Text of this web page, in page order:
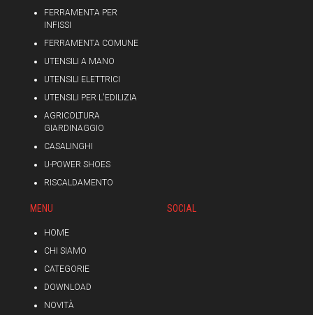
FERRAMENTA PER
INFISSI
FERRAMENTA COMUNE
UTENSILI A MANO
UTENSILI ELETTRICI
UTENSILI PER L'EDILIZIA
AGRICOLTURA
GIARDINAGGIO
CASALINGHI
U-POWER SHOES
RISCALDAMENTO
MENU
HOME
CHI SIAMO
CATEGORIE
DOWNLOAD
NOVITÀ
SOCIAL